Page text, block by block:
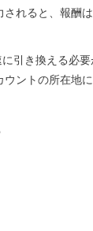
れると、報酬
引き換える必
ントの所在地